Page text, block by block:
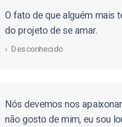
O fato de que alguém mais
do projeto de se amar.
Desconhecido
Nós devemos nos
não gosto de mim, eu sou